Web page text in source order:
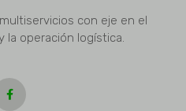
con eje en el
la operación logística.